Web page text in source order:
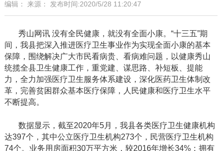
编辑： 来源： 发布时间:2020/5/28 11:20:47
秀山网讯 没有全民健康，就没有全面小康。 “十三五”期
间，我县把深入推进医疗卫生事业作为实现全面小康的基本
保障，围绕解决广大市民看病贵、看病难问题，以健康秀山
统揽全县卫生健康工作，重党建、谋思路、补短板、提能
力，全力加强医疗卫生服务体系建设，深化医药卫生体制改
革，完善贫困群众基本医疗保障，人民健康和医疗卫生水平
不断提高。
数据显示，截至2020年5月，我县各类医疗卫生健康机构
达397个，其中公立医疗卫生机构273个，民营医疗卫生机构
74个。业务用房面积30万平方米，较2016年增长34%；拥有